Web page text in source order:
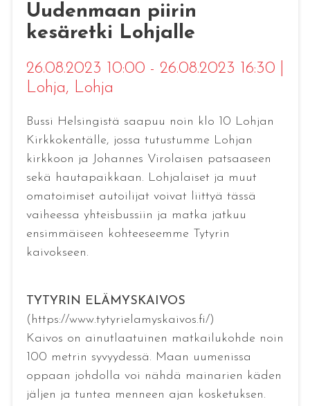
Uudenmaan piirin
kesäretki Lohjalle
26.08.2023 10:00 - 26.08.2023 16:30
Lohja, Lohja
Bussi Helsingistä saapuu noin klo 10 Lohjan
Kirkkokentälle, jossa tutustumme Lohjan
kirkkoon ja Johannes Virolaisen patsaaseen
sekä hautapaikkaan. Lohjalaiset ja muut
omatoimiset autoilijat voivat liittyä tässä
vaiheessa yhteisbussiin ja matka jatkuu
ensimmäiseen kohteeseemme Tytyrin
kaivokseen.
TYTYRIN ELÄMYSKAIVOS
(https://www.tytyrielamyskaivos.fi/)
Kaivos on ainutlaatuinen matkailukohde noin
100 metrin syvyydessä. Maan uumenissa
oppaan johdolla voi nähdä mainarien käden
jäljen ja tuntea menneen ajan kosketuksen.